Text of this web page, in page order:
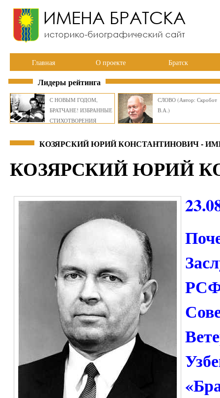
Главная О проекте Братск
Лидеры рейтинга
С НОВЫМ ГОДОМ,
БРАТЧАНЕ! ИЗБРАННЫЕ
СТИХОТВОРЕНИЯ
СЛОВО (Автор: Скробот
В.А.)
КОЗЯРСКИЙ ЮРИЙ КОНСТАНТИНОВИЧ -
КОЗЯРСКИЙ ЮРИЙ